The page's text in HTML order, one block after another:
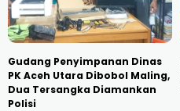
Gudang Penyimpanan Dinas
PK Aceh Utara Dibobol Maling,
Dua Tersangka Diamankan
Polisi